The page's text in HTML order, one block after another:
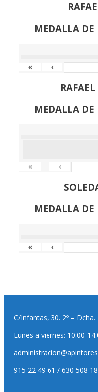
MEDALLA DE
« ‹
MEDALLA DE
« ‹
MEDALLA DE
« ‹
C/Infantas, 30. 2º –
Lunes a viernes: 10:00-
915 22 49 61 / 630 508